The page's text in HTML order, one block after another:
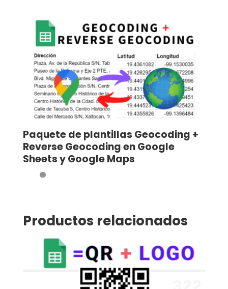
Paquete de plantillas Geocoding +
Reverse Geocoding en Google
Sheets y Google Maps
Productos relacionados